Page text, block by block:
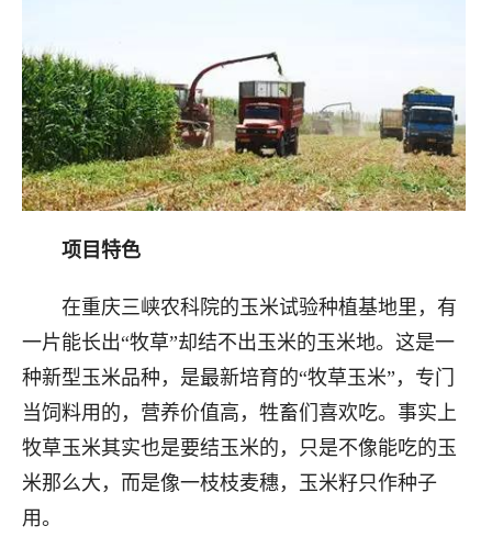
项目特色
在重庆三峡农科院的玉米试验种植基地里，有
一片能长出“牧草”却结不出玉米的玉米地。这是一
种新型玉米品种，是最新培育的“牧草玉米”，专门
当饲料用的，营养价值高，牲畜们喜欢吃。事实上
牧草玉米其实也是要结玉米的，只是不像能吃的玉
米那么大，而是像一枝枝麦穗，玉米籽只作种子
用。